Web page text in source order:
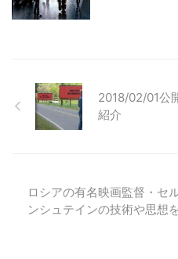
2018/02/01公
紹介
ロシアの有名映画監督・セ
ンシュテインの技術や思想